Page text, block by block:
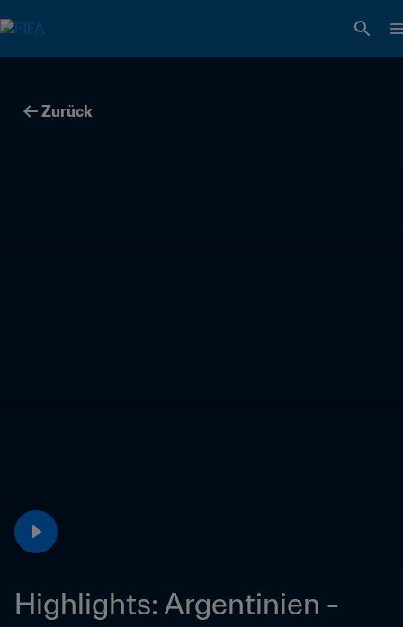
Zurück
Highlights: Argentinien -